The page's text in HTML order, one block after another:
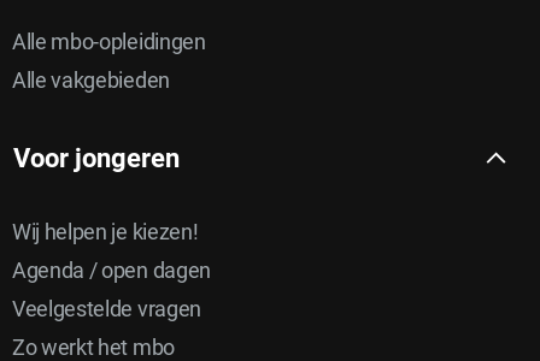
Alle mbo-opleidingen
Alle vakgebieden
Voor jongeren
Wij helpen je kiezen!
Agenda / open dagen
Veelgestelde vragen
Zo werkt het mbo